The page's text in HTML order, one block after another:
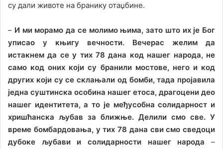
су дали животе на бранику отаџбине.
– И ми морамо да се молимо њима, зато што их је Бог
уписао у књигу вечности. Вечерас желим да
истакнем да се у тих 78 дана код нашег народа, не
само код оних који су бранили мостове, него и код
других који су се склањали од бомби, тада пројавила
једна суштинска особина нашег етоса, драгоцени део
нашег идентитета, а то је међусобна солидарност и
хришћанска љубав за ближње. Делили смо све. У
време бомбардовања, у тих 78 дана сви смо сведоци
дубоке љубави и солидарности нашег народа –